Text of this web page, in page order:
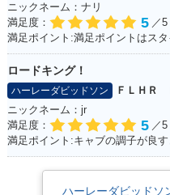
ニックネーム：ナリ
満足度：
5 ／5
満足ポイント:満足ポイントはスタ
ロードキング！
ハーレーダビッドソン
ＦＬＨＲ
ニックネーム：jr
満足度：
5 ／5
満足ポイント:キャブの調子が良す
ハーレーダビッドソ